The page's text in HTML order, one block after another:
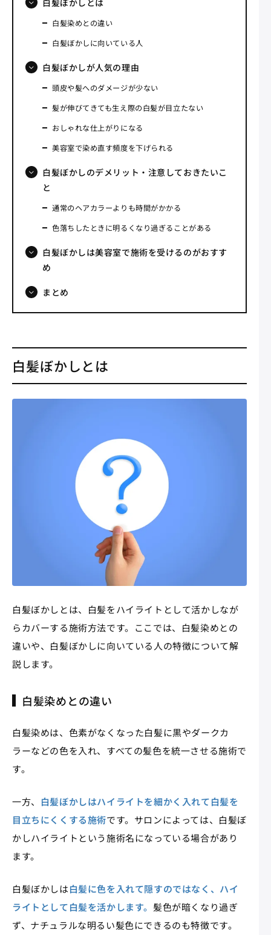
白髪染めとの違い
白髪ぼかしに向いている人
白髪ぼかしが人気の理由
頭皮や髪へのダメージが少ない
髪が伸びてきても生え際の白髪が目立たない
おしゃれな仕上がりになる
美容室で染め直す頻度を下げられる
白髪ぼかしのデメリット・注意しておきたいこ
と
通常のヘアカラーよりも時間がかかる
色落ちしたときに明るくなり過ぎることがある
白髪ぼかしは美容室で施術を受けるのがおすす
め
まとめ
白髪ぼかしとは
白髪ぼかしとは、白髪をハイライトとして活かしなが
らカバーする施術方法です。ここでは、白髪染めとの
違いや、白髪ぼかしに向いている人の特徴について解
説します。
白髪染めとの違い
白髪染めは、色素がなくなった白髪に黒やダークカ
ラーなどの色を入れ、すべての髪色を統一させる施術で
す。
一方、
白髪ぼかしはハイライトを細かく入れて白髪を
目立ちにくくする施術です。サロンによっては、白髪ぼ
かしハイライトという施術名になっている場合があり
ます。
白髪ぼかしは白髪に色を入れて隠すのではなく、ハイ
ライトとして白髪を活かします。 髪色が暗くなり過ぎ
ず、ナチュラルな明るい髪色にできるのも特徴です。